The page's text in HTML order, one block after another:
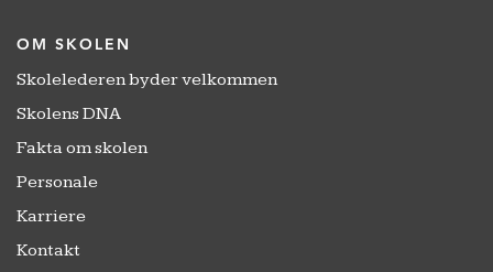
OM SKOLEN
Skolelederen byder velkommen
Skolens DNA
Fakta om skolen
Personale
Karriere
Kontakt